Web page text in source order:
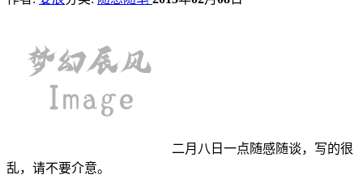
二月八日一点随感随谈，写的很
乱，请不要介意。